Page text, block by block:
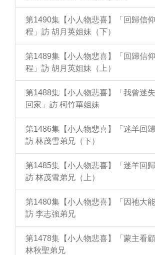
第1490集【小人物悲喜】「回歸信
程」訪 胡月英姐妹（下）
第1489集【小人物悲喜】「回歸信
程」訪 胡月英姐妹（上）
第1488集【小人物悲喜】「我曾迷
回家」訪 柯竹華姐妹
第1486集【小人物悲喜】「迷羊回歸
訪 林茂雪弟兄（下）
第1485集【小人物悲喜】「迷羊回歸
訪 林茂雪弟兄（上）
第1480集【小人物悲喜】「因祂大能
訪 李志強弟兄
第1478集【小人物悲喜】「蒙主看
林秋聖弟兄